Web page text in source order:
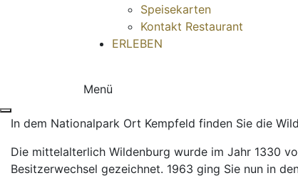
Speisekarten
Kontakt Restaurant
ERLEBEN
Menü
In dem Nationalpark Ort Kempfeld finden Sie die
Die mittelalterlich Wildenburg wurde im Jahr 1330
Besitzerwechsel gezeichnet. 1963 ging Sie nun in